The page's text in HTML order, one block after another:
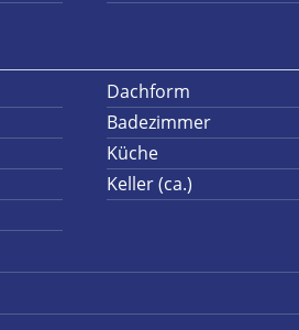
Dachform
Badezimmer
Küche
Keller (ca.)